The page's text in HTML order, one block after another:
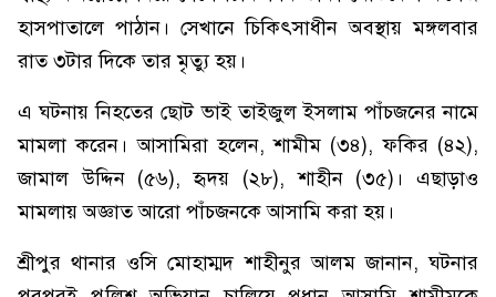
হাসপাতালে পাঠান। সেখানে চিকিৎসাধীন অবস্থায় মঙ্গলবার
রাত ৩টার দিকে তার মৃত্যু হয়।
এ ঘটনায় নিহতের ছোট ভাই তাইজুল ইসলাম পাঁচজনের নামে
মামলা করেন। আসামিরা হলেন, শামীম (৩৪), ফকির (৪২),
জামাল উদ্দিন (৫৬), হৃদয় (২৮), শাহীন (৩৫)। এছাড়াও
মামলায় অজ্ঞাত আরো পাঁচজনকে আসামি করা হয়।
শ্রীপুর থানার ওসি মোহাম্মদ শাহীনুর আলম জানান, ঘটনার